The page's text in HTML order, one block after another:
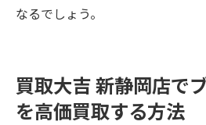
なるでしょう。
買取大吉 新静岡店で
を高価買取する方法